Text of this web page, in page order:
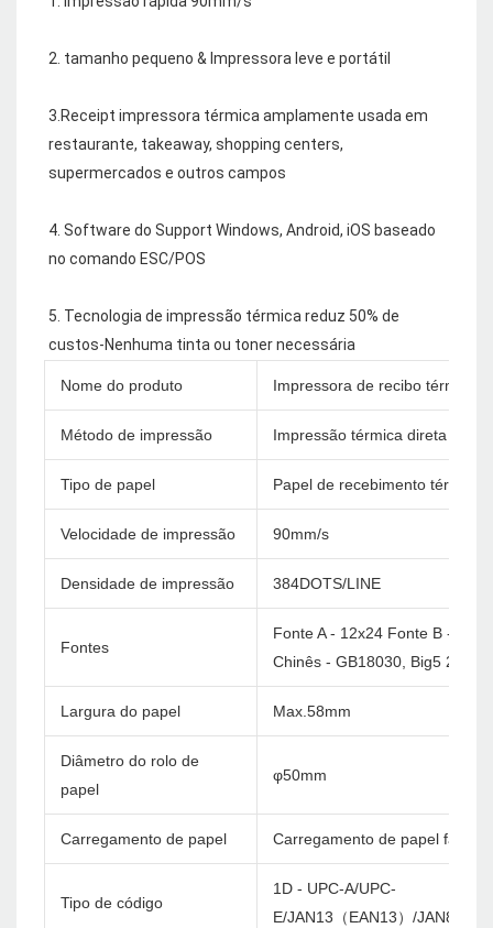
3.Receipt impressora térmica amplamente usada em
restaurante, takeaway, shopping centers,
4. Software do Support Windows, Android, iOS baseado
5. Tecnologia de impressão térmica reduz 50% de
Nome do produto Impressora de recibo térmica
Método de impressão Impressão térmica direta
Tipo de papel Papel de recebimento térmico
Velocidade de impressão 90mm/s
Densidade de impressão 384DOTS/LINE
Fontes
Fonte A - 12x24 Fonte B - 9x17
Chinês - GB18030, Big5
Largura do papel Max.58mm
Diâmetro do rolo de
papel
φ50mm
Carregamento de papel Carregamento de papel fácil
Tipo de código
1D - UPC-A/UPC-
E/JAN13（EAN13）/JAN8（